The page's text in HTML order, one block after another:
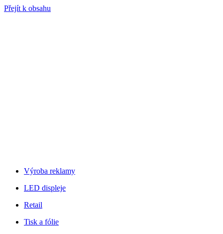
Přejít k obsahu
Výroba reklamy
LED displeje
Retail
Tisk a fólie